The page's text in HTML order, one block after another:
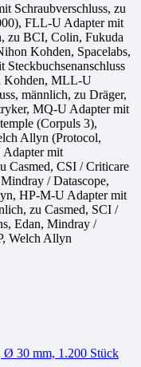
Schraubverschluss, zu
FLL-U Adapter mit
zu BCI, Colin, Fukuda
Kohden, Spacelabs,
Kohden, MLL-U
männlich, zu Dräger,
MQ-U Adapter mit
(Corpuls 3),
Allyn (Protocol,
mit
Casmed, CSI / Criticare
/ Datascope,
HP-M-U Adapter mit
zu Casmed, SCI /
Edan, Mindray /
Welch Allyn